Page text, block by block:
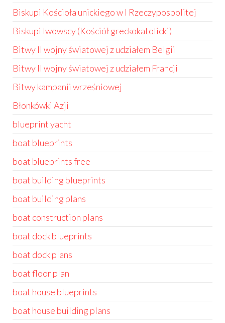
Biskupi Kościoła unickiego w I Rzeczypospolitej
Biskupi lwowscy (Kościół greckokatolicki)
Bitwy II wojny światowej z udziałem Belgii
Bitwy II wojny światowej z udziałem Francji
Bitwy kampanii wrześniowej
Błonkówki Azji
blueprint yacht
boat blueprints
boat blueprints free
boat building blueprints
boat building plans
boat construction plans
boat dock blueprints
boat dock plans
boat floor plan
boat house blueprints
boat house building plans